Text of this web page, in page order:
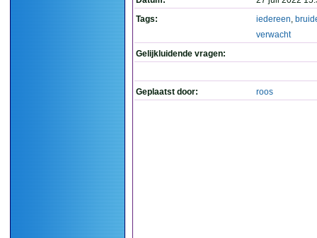
Tags:
iedereen,
verwacht
Gelijkluidende vragen:
Geplaatst door: roos